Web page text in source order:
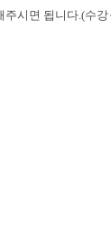
주시면 됩니다.(수